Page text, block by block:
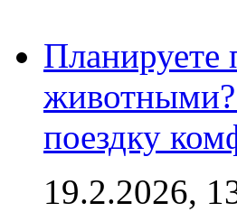
Планируете
животными?
поездку
19.2.2026,